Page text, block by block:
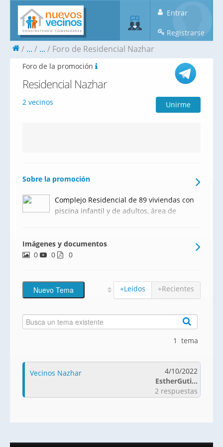
Entrar
Registrarse
... ... Foro de Residencial Nazhar
Foro de la promoción
Residencial Nazhar
2 vecinos Unirme
Sobre la promoción
Complejo Residencial de 89 viviendas con
piscina infantil y de adultos, área de
dAlacant, a 2km de la playa de San Juan y
15min en coche del centro de la ciudad de
Imágenes y documentos
0
0 0
+Leídos +Recientes
1 tema
Vecinos Nazhar
4/10/2022
EstherGuti...
2 respuestas